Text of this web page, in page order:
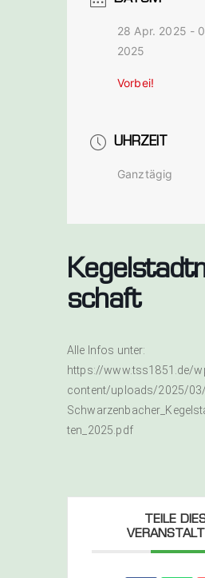
28 Apr. 2025 -
2025
Vorbei!
UHRZEIT
Ganztägig
schaft
Alle Infos unter:
https://www.tss1851.de/
content/uploads/2025/03/
ten_2025.pdf
TEILE